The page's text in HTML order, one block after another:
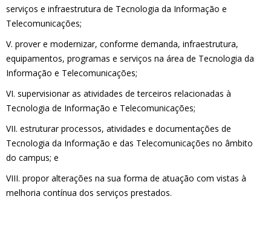
serviços e infraestrutura de Tecnologia da Informação e
Telecomunicações;
V. prover e modernizar, conforme demanda, infraestrutura,
equipamentos, programas e serviços na área de Tecnologia da
Informação e Telecomunicações;
VI. supervisionar as atividades de terceiros relacionadas à
Tecnologia de Informação e Telecomunicações;
VII. estruturar processos, atividades e documentações de
Tecnologia da Informação e das Telecomunicações no âmbito
do campus; e
VIII. propor alterações na sua forma de atuação com vistas à
melhoria contínua dos serviços prestados.